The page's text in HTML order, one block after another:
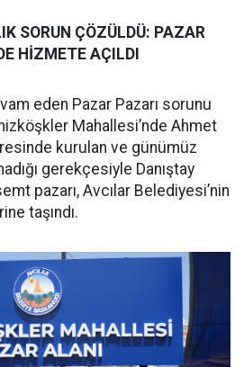
SORUN ÇÖZÜLDÜ: PAZAR
HİZMETE AÇILDI
eden Pazar Pazarı sorunu
Mahallesi’nde Ahmet
kurulan ve günümüz
gerekçesiyle Danıştay
pazarı, Avcılar Belediyesi’nin
taşındı.